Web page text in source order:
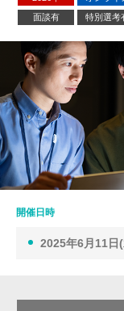
面談有
特別選考
開催日時
2025年6月11日